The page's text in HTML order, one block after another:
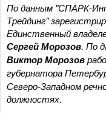
По данным "СПАРК-
Трейдинг"
Единственный
Сергей Морозов. По
Виктор Морозов
губернатора
Северо-Западном
должностях.